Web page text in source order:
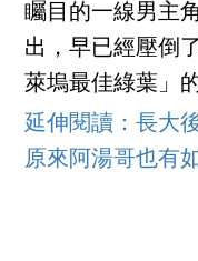
矚目的一線男主
出，早已經壓倒
萊塢最佳綠葉」
延伸閱讀：長大
原來阿湯哥也有